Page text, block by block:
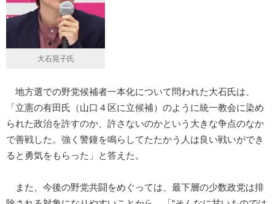
大石晃子氏
地方選での野党候補者一本化について問われた大石氏は、
「立憲の有田氏（山口４区に立候補）のように統一教会に染め
られた政治を許すのか、許さないのかという大きな争点のなか
で善戦した。強く警鐘を鳴らしてたたかう人は良い戦いができ
ると勇気をもらった」と答えた。
また、今後の野党共闘をめぐっては、最下層の少数政党は排